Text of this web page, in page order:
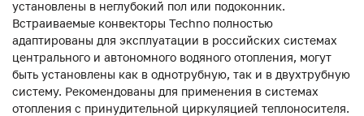
установлены в неглубокий пол или подоконник.
Встраиваемые конвекторы Techno полностью
адаптированы для эксплуатации в российских системах
центрального и автономного водяного отопления, могут
быть установлены как в однотрубную, так и в двухтрубную
систему. Рекомендованы для применения в системах
отопления с принудительной циркуляцией теплоносителя.